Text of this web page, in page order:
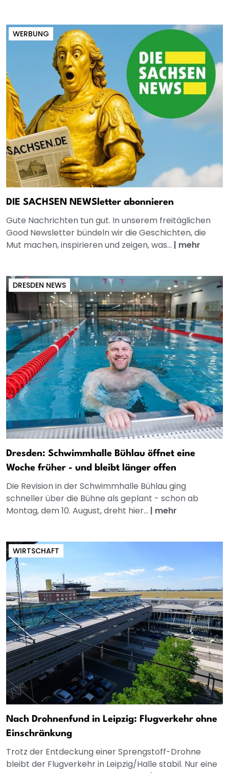
WERBUNG
DIE SACHSEN NEWSletter abonnieren
Gute Nachrichten tun gut. In unserem freitäglichen
Good Newsletter bündeln wir die Geschichten, die
Mut machen, inspirieren und zeigen, was... | mehr
DRESDEN NEWS
Dresden: Schwimmhalle Bühlau öffnet eine
Woche früher - und bleibt länger offen
Die Revision in der Schwimmhalle Bühlau ging
schneller über die Bühne als geplant - schon ab
Montag, dem 10. August, dreht hier... | mehr
WIRTSCHAFT
Nach Drohnenfund in Leipzig: Flugverkehr ohne
Einschränkung
Trotz der Entdeckung einer Sprengstoff-Drohne
bleibt der Flugverkehr in Leipzig/Halle stabil. Nur eine